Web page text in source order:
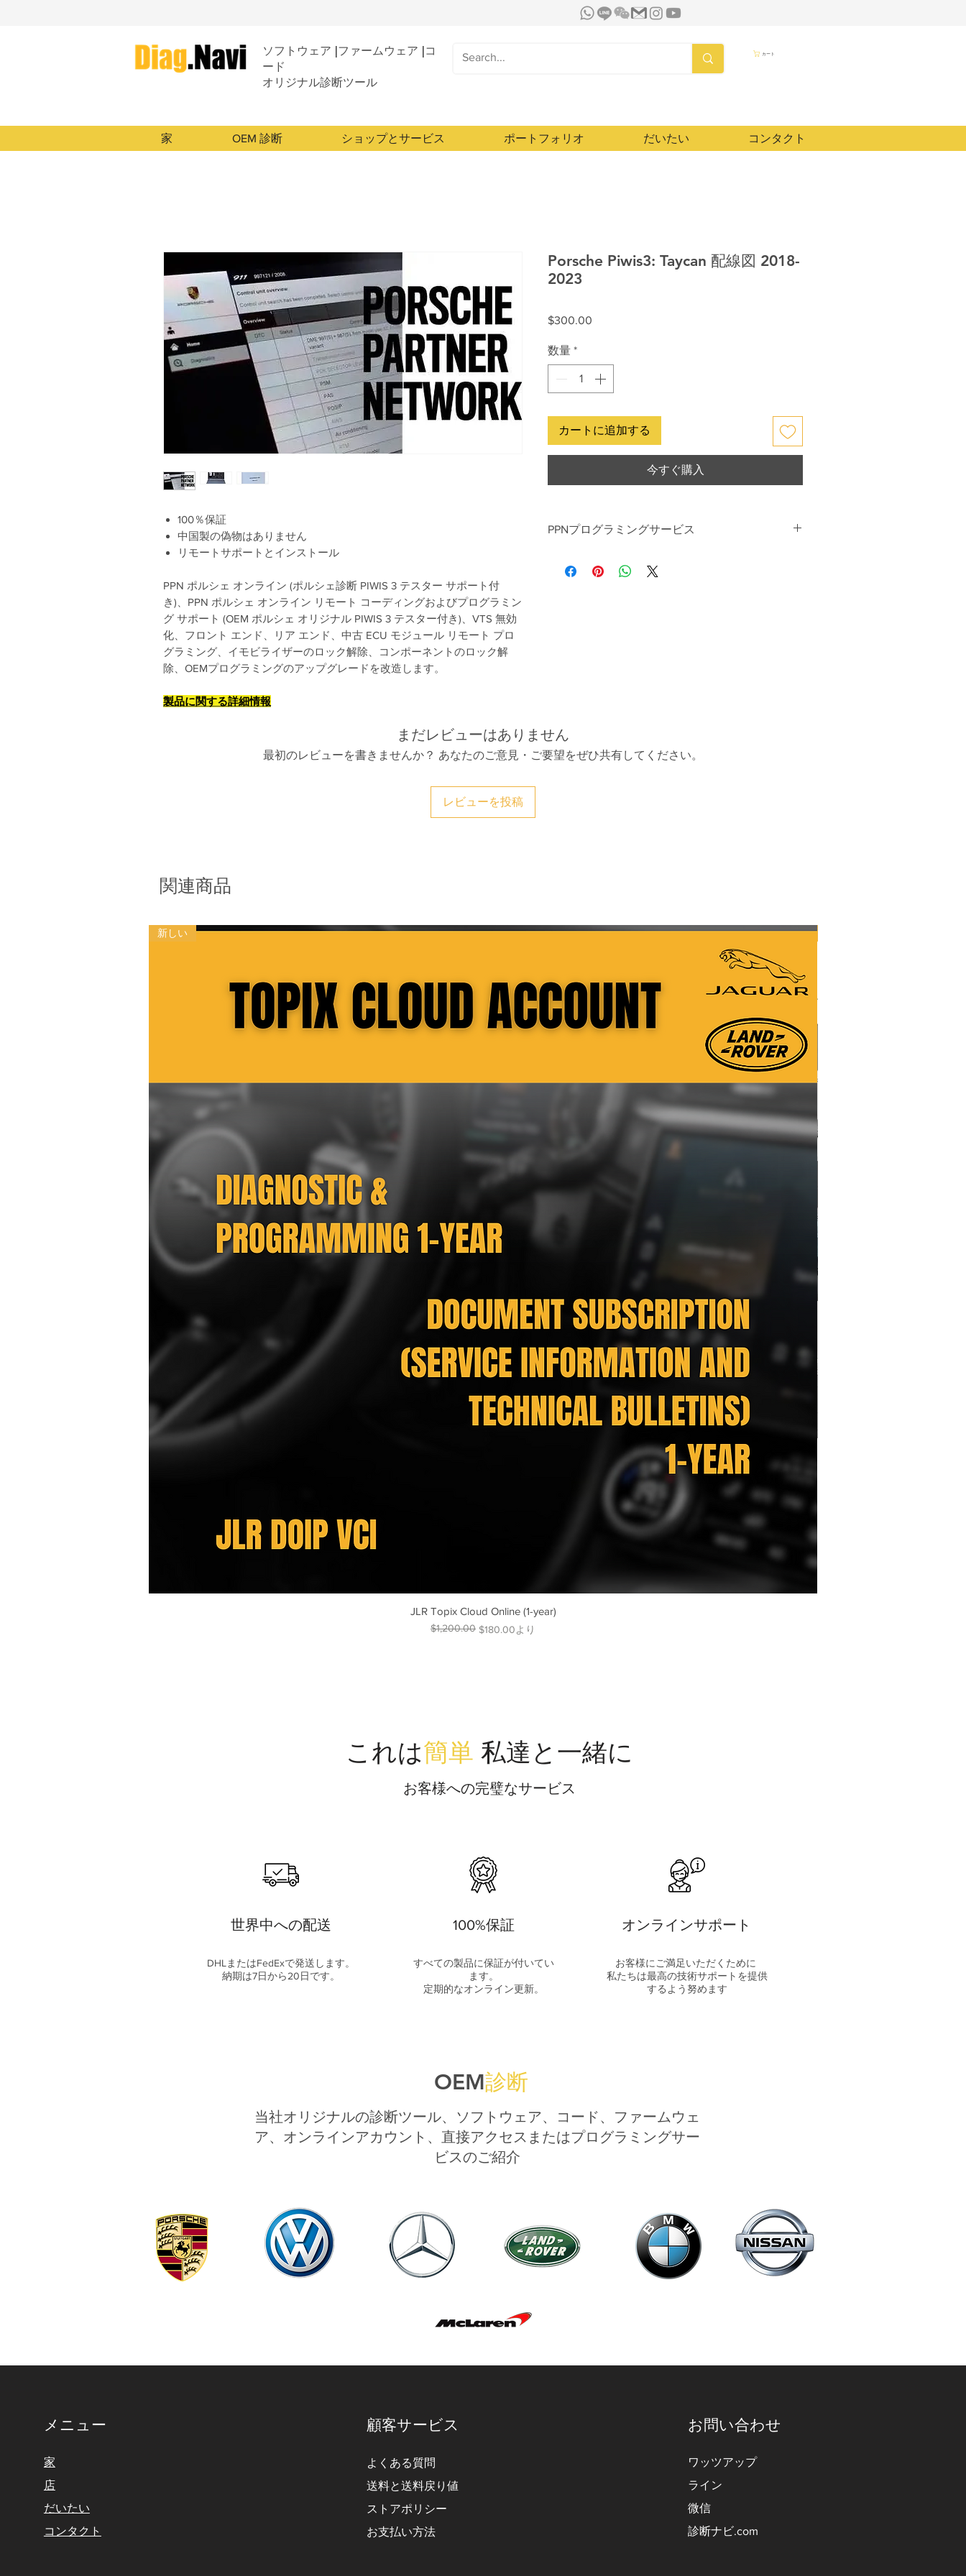
ソフトウェア |ファームウェア |コ
ード
オリジナル診断ツール
カート
家 OEM 診断 ショップとサービス ポートフォリオ だいたい コンタクト
100％保証
中国製の偽物はありません
リモートサポートとインストール
PPN ポルシェ オンライン (ポルシェ診断 PIWIS 3 テスター サポート付
き)、PPN ポルシェ オンライン リモート コーディングおよびプログラミン
グ サポート (OEM ポルシェ オリジナル PIWIS 3 テスター付き)、VTS 無効
化、フロント エンド、リア エンド、中古 ECU モジュール リモート プロ
グラミング、イモビライザーのロック解除、コンポーネントのロック解
除、OEMプログラミングのアップグレードを改造します。
製品に関する詳細情報
Porsche Piwis3: Taycan 配線図 2018-
2023
$300.00
数量 *
カートに追加する
今すぐ購入
PPNプログラミングサービス
ーロ
-PCM 6.0 ソフトウェア アップデート。タイカン、ポル
シェ 911、パナメーラ、カイエン
ネット接続の問題に関係なく、いかなる状況でも払い戻
まだレビューはありません
最初のレビューを書きませんか？ あなたのご意見・ご要望をぜひ共有してください。
レビューを投稿
関連商品
新しい
JLR Topix Cloud Online (1-year)
通常価格
$1,200.00 $180.00より
セール価格
これは簡単 私達と一緒に
お客様への完璧なサービス
世界中への配送
DHLまたはFedExで発送します。
納期は7日から20日です。
100%保証
すべての製品に保証が付いてい
ます。
定期的なオンライン更新。
オンラインサポート
お客様にご満足いただくために
私たちは最高の技術サポートを提供
するよう努めます
OEM診断
当社オリジナルの診断ツール、ソフトウェア、コード、ファームウェ
ア、オンラインアカウント、直接アクセスまたはプログラミングサー
ビスのご紹介
メニュー
家
店
だいたい
コンタクト
顧客サービス
よくある質問
送料と送料戻り値
ストアポリシー
お支払い方法
お問い合わせ
ワッツアップ
ライン
微信
診断ナビ.com